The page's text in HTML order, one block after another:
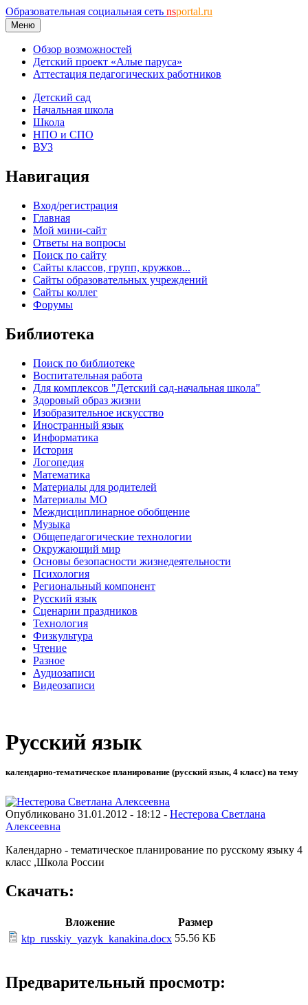
Образовательная социальная сеть nsportal.ru
Меню
Обзор возможностей
Детский проект «Алые паруса»
Аттестация педагогических работников
Детский сад
Начальная школа
Школа
НПО и СПО
ВУЗ
Навигация
Вход/регистрация
Главная
Мой мини-сайт
Ответы на вопросы
Поиск по сайту
Сайты классов, групп, кружков...
Сайты образовательных учреждений
Сайты коллег
Форумы
Библиотека
Поиск по библиотеке
Воспитательная работа
Для комплексов "Детский сад-начальная школа"
Здоровый образ жизни
Изобразительное искусство
Иностранный язык
Информатика
История
Логопедия
Математика
Материалы для родителей
Материалы МО
Междисциплинарное обобщение
Музыка
Общепедагогические технологии
Окружающий мир
Основы безопасности жизнедеятельности
Психология
Региональный компонент
Русский язык
Сценарии праздников
Технология
Физкультура
Чтение
Разное
Аудиозаписи
Видеозаписи
Русский язык
календарно-тематическое планирование (русский язык, 4 класс) на тему
Опубликовано 31.01.2012 - 18:12 - Нестерова Светлана
Алексеевна
Календарно - тематическое планирование по русскому языку 4
класс ,Школа России
Скачать:
Вложение
Размер
ktp_russkiy_yazyk_kanakina.docx 55.56 КБ
Предварительный просмотр: